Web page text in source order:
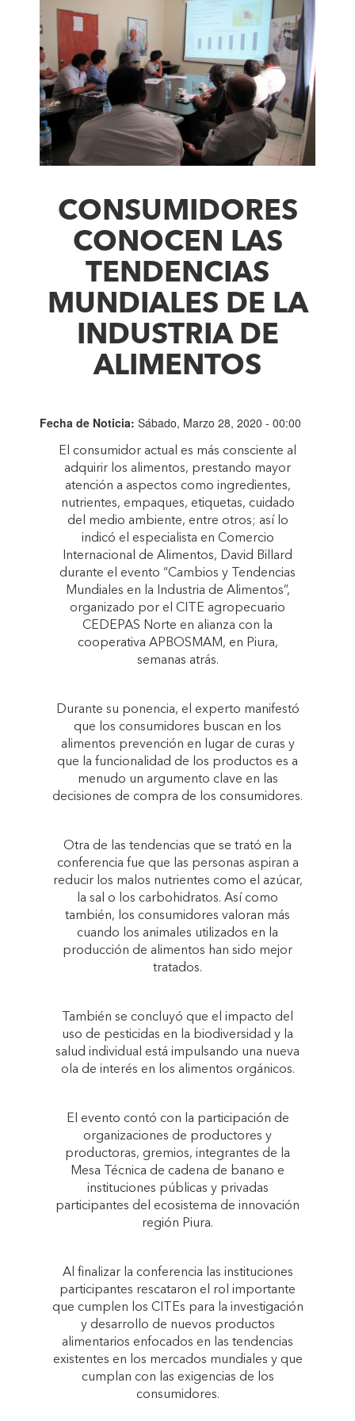
CONSUMIDORES
CONOCEN LAS
TENDENCIAS
MUNDIALES DE LA
INDUSTRIA DE
ALIMENTOS
Fecha de Noticia: Sábado, Marzo 28, 2020 - 00:00
El consumidor actual es más consciente al
adquirir los alimentos, prestando mayor
atención a aspectos como ingredientes,
nutrientes, empaques, etiquetas, cuidado
del medio ambiente, entre otros; así lo
indicó el especialista en Comercio
Internacional de Alimentos, David Billard
durante el evento “Cambios y Tendencias
Mundiales en la Industria de Alimentos”,
organizado por el CITE agropecuario
CEDEPAS Norte en alianza con la
cooperativa APBOSMAM, en Piura,
semanas atrás.
Durante su ponencia, el experto manifestó
que los consumidores buscan en los
alimentos prevención en lugar de curas y
que la funcionalidad de los productos es a
menudo un argumento clave en las
decisiones de compra de los consumidores.
Otra de las tendencias que se trató en la
conferencia fue que las personas aspiran a
reducir los malos nutrientes como el azúcar,
la sal o los carbohidratos. Así como
también, los consumidores valoran más
cuando los animales utilizados en la
producción de alimentos han sido mejor
tratados.
También se concluyó que el impacto del
uso de pesticidas en la biodiversidad y la
salud individual está impulsando una nueva
ola de interés en los alimentos orgánicos.
El evento contó con la participación de
organizaciones de productores y
productoras, gremios, integrantes de la
Mesa Técnica de cadena de banano e
instituciones públicas y privadas
participantes del ecosistema de innovación
región Piura.
Al finalizar la conferencia las instituciones
participantes rescataron el rol importante
que cumplen los CITEs para la investigación
y desarrollo de nuevos productos
alimentarios enfocados en las tendencias
existentes en los mercados mundiales y que
cumplan con las exigencias de los
consumidores.